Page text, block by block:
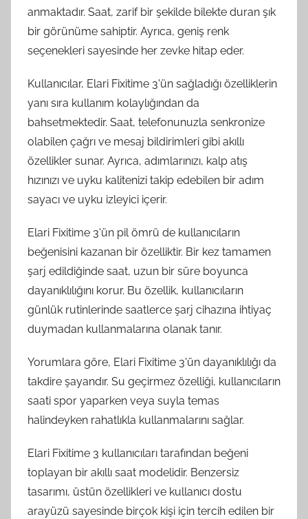
anmaktadır. Saat, zarif bir şekilde bilekte duran şık
bir görünüme sahiptir. Ayrıca, geniş renk
seçenekleri sayesinde her zevke hitap eder.
Kullanıcılar, Elari Fixitime 3'ün sağladığı özelliklerin
yanı sıra kullanım kolaylığından da
bahsetmektedir. Saat, telefonunuzla senkronize
olabilen çağrı ve mesaj bildirimleri gibi akıllı
özellikler sunar. Ayrıca, adımlarınızı, kalp atış
hızınızı ve uyku kalitenizi takip edebilen bir adım
sayacı ve uyku izleyici içerir.
Elari Fixitime 3'ün pil ömrü de kullanıcıların
beğenisini kazanan bir özelliktir. Bir kez tamamen
şarj edildiğinde saat, uzun bir süre boyunca
dayanıklılığını korur. Bu özellik, kullanıcıların
günlük rutinlerinde saatlerce şarj cihazına ihtiyaç
duymadan kullanmalarına olanak tanır.
Yorumlara göre, Elari Fixitime 3'ün dayanıklılığı da
takdire şayandır. Su geçirmez özelliği, kullanıcıların
saati spor yaparken veya suyla temas
halindeyken rahatlıkla kullanmalarını sağlar.
Elari Fixitime 3 kullanıcıları tarafından beğeni
toplayan bir akıllı saat modelidir. Benzersiz
tasarımı, üstün özellikleri ve kullanıcı dostu
arayüzü sayesinde birçok kişi için tercih edilen bir